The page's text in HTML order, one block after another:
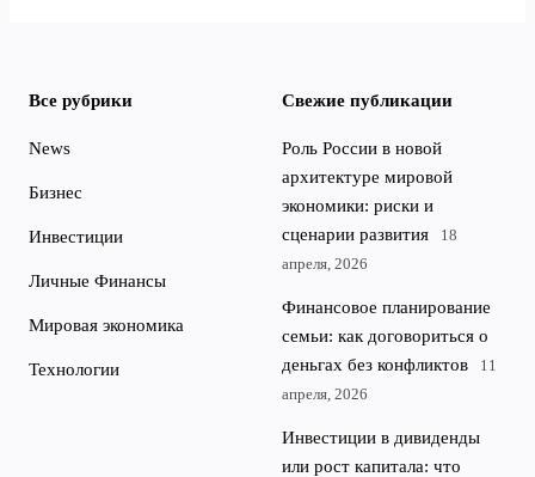
Все рубрики
News
Бизнес
Инвестиции
Личные Финансы
Мировая экономика
Технологии
Свежие публикации
Роль России в новой
архитектуре мировой
экономики: риски и
сценарии развития
18
апреля, 2026
Финансовое планирование
семьи: как договориться о
деньгах без конфликтов
11
апреля, 2026
Инвестиции в дивиденды
или рост капитала: что